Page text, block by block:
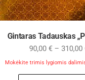
Gintaras Tadauskas
90,00€ – 310,00
Mokėkite trimis lygiomis